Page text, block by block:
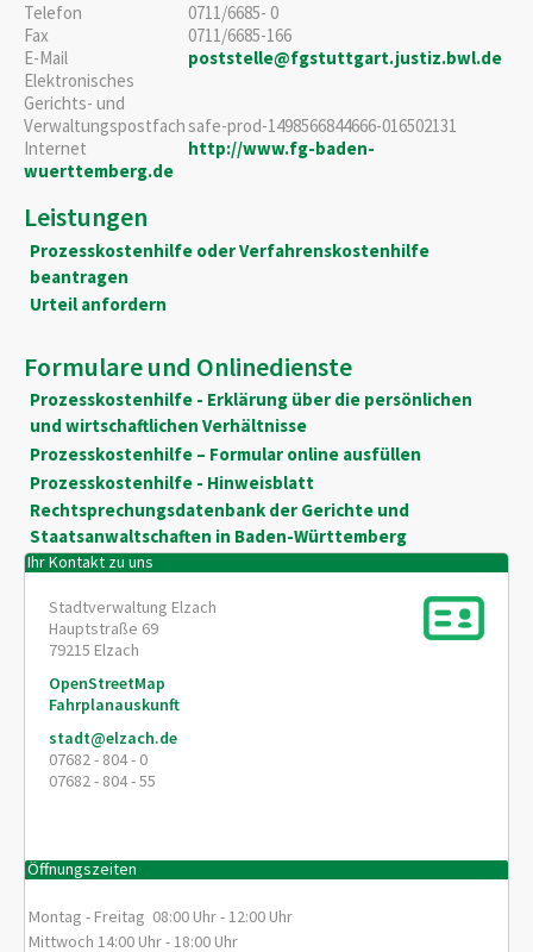
Telefon
0711/6685- 0
Fax
0711/6685-166
E-Mail
poststelle@fgstuttgart.justiz.bwl.de
Elektronisches
Gerichts- und
Verwaltungspostfachsafe-prod-1498566844666-016502131
Internet
http://www.fg-baden-
wuerttemberg.de
Leistungen
Prozesskostenhilfe oder Verfahrenskostenhilfe
beantragen
Urteil anfordern
Formulare und Onlinedienste
Prozesskostenhilfe - Erklärung über die persönlichen
und wirtschaftlichen Verhältnisse
Prozesskosten­hilfe – Formular online ausfüllen
Prozesskostenhilfe - Hinweisblatt
Rechtsprechungsdatenbank der Gerichte und
Staatsanwaltschaften in Baden-Württemberg
Ihr Kontakt zu uns
Stadtverwaltung Elzach
Hauptstraße 69
79215 Elzach
OpenStreetMap
Fahrplanauskunft
stadt@elzach.de
07682 - 804 - 0
07682 - 804 - 55
Öffnungszeiten
Montag - Freitag 08:00 Uhr - 12:00 Uhr
Mittwoch 14:00 Uhr - 18:00 Uhr